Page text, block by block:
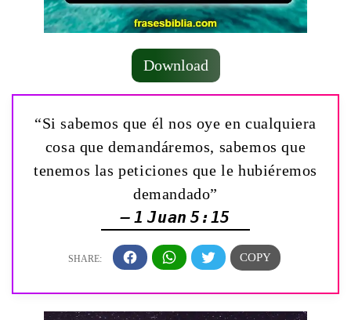
Download
“Si sabemos que él nos oye en cualquiera
cosa que demandáremos, sabemos que
tenemos las peticiones que le hubiéremos
demandado”
— 1 Juan 5:15